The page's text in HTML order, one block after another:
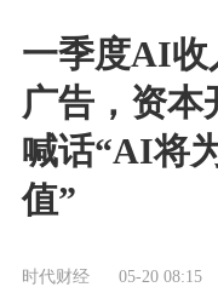
一季度AI收
广告，资本
喊话“AI将
值”
时代财经 05-20 08:15